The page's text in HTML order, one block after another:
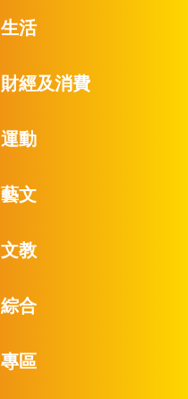
生活
財經及消費
運動
藝文
文教
綜合
專區